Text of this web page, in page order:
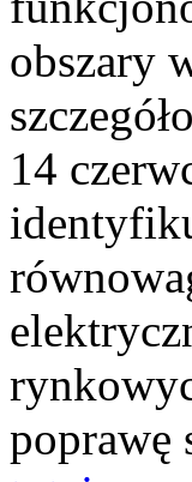
obszary
14
poprawę